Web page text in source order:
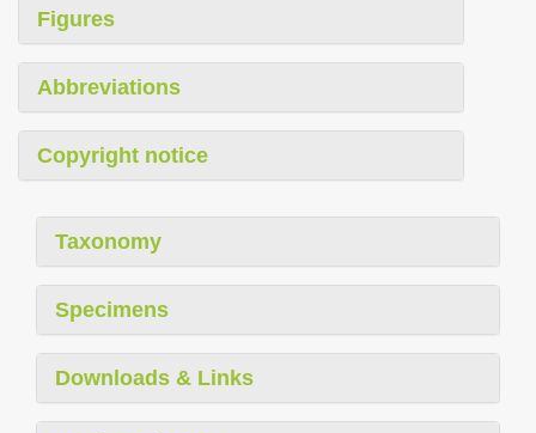
Figures
Abbreviations
Copyright notice
Taxonomy
Specimens
Downloads & Links